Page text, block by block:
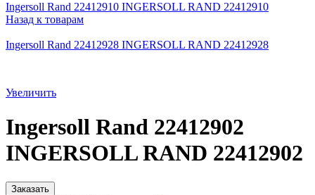
Ingersoll Rand 22412910 INGERSOLL RAND 22412910
Назад к товарам
Ingersoll Rand 22412928 INGERSOLL RAND 22412928
Увеличить
Ingersoll Rand 22412902
INGERSOLL RAND 22412902
Заказать